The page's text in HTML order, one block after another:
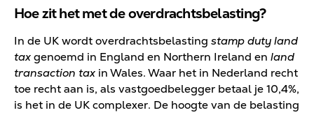
Hoe zit het met de overdrachtsbelasting?
In de UK wordt overdrachtsbelasting stamp duty land
taxgenoemd in England en Northern Ireland en land
transaction taxin Wales. Waar het in Nederland recht
toe recht aan is, als vastgoedbelegger betaal je 10,4%,
is het in de UK complexer. De hoogte van de belasting